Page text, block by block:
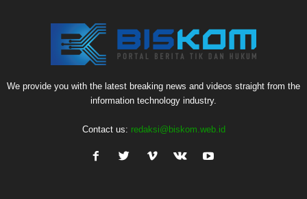
We provide you with the latest breaking news and videos straight from the
information technology industry.
Contact us: redaksi@biskom.web.id